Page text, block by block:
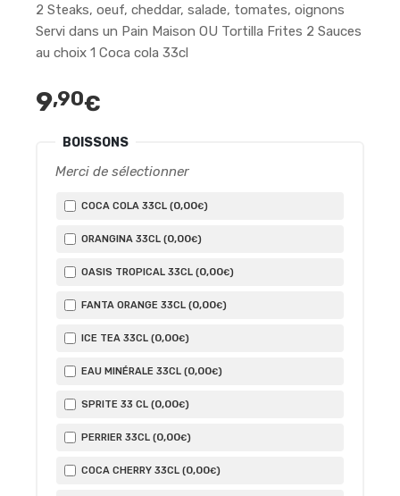
2 Steaks, oeuf, cheddar, salade, tomates, oignons
Servi dans un Pain Maison OU Tortilla Frites 2 Sauces
au choix 1 Coca cola 33cl
9,90€
BOISSONS
Merci de sélectionner
COCA COLA 33CL (0,00€)
ORANGINA 33CL (0,00€)
OASIS TROPICAL 33CL (0,00€)
FANTA ORANGE 33CL (0,00€)
ICE TEA 33CL (0,00€)
EAU MINÉRALE 33CL (0,00€)
SPRITE 33 CL (0,00€)
PERRIER 33CL (0,00€)
COCA CHERRY 33CL (0,00€)